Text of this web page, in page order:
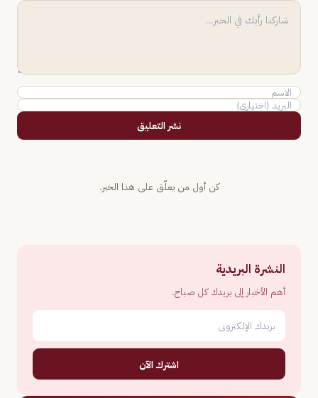
نشر التعليق
كن أول من يعلّق على هذا الخبر.
النشرة البريدية
أهم الأخبار إلى بريدك كل صباح.
اشترك الآن